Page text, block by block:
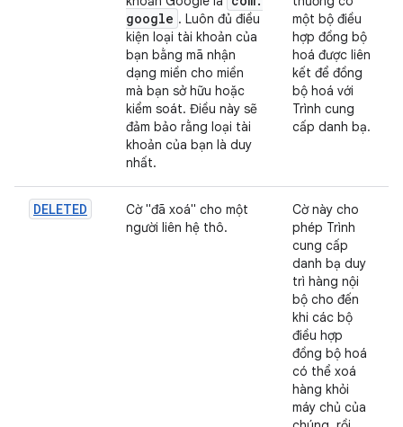
google . Luôn đủ điều
kiện loại tài khoản của
bạn bằng mã nhận
dạng miền cho miền
mà bạn sở hữu hoặc
kiểm soát. Điều này sẽ
đảm bảo rằng loại tài
khoản của bạn là duy
nhất.
một bộ điều
hợp đồng bộ
hoá được liên
kết để đồng
bộ hoá với
Trình cung
cấp danh bạ.
DELETED
Cờ "đã xoá" cho một
người liên hệ thô.
Cờ này cho
phép Trình
cung cấp
danh bạ duy
trì hàng nội
bộ cho đến
khi các bộ
điều hợp
đồng bộ hoá
có thể xoá
hàng khỏi
máy chủ của